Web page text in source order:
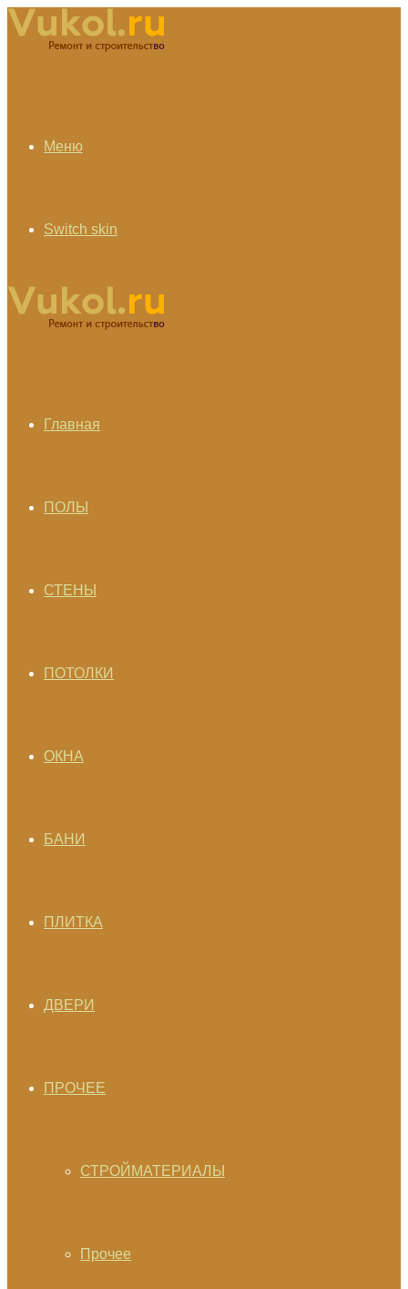
Меню
Switch skin
Главная
ПОЛЫ
СТЕНЫ
ПОТОЛКИ
ОКНА
БАНИ
ПЛИТКА
ДВЕРИ
ПРОЧЕЕ
СТРОЙМАТЕРИАЛЫ
Прочее